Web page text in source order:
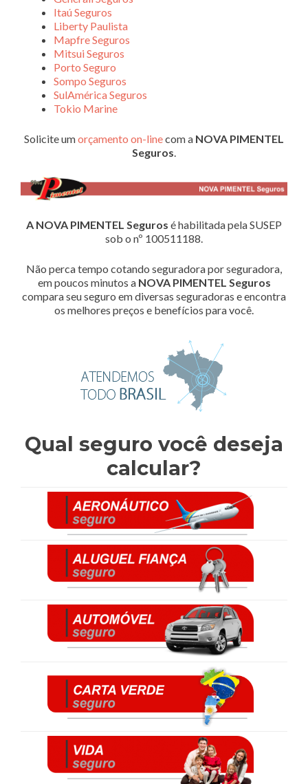
Itaú Seguros
Liberty Paulista
Mapfre Seguros
Mitsui Seguros
Porto Seguro
Sompo Seguros
SulAmérica Seguros
Tokio Marine
Solicite umorçamento on-linecom a NOVA PIMENTEL
Seguros.
A NOVA PIMENTEL Seguros é habilitada pela SUSEP
sob o nº 100511188.
Não perca tempo cotando seguradora por seguradora,
em poucos minutos a NOVA PIMENTEL Seguros
compara seu seguro em diversas seguradoras e encontra
os melhores preços e benefícios para você.
Qual seguro você deseja
calcular?